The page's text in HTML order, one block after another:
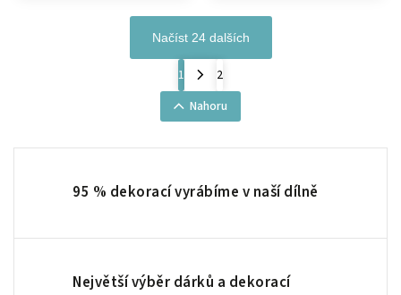
Načíst 24 dalších
1
2
Nahoru
95 % dekorací vyrábíme v naší dílně
Největší výběr dárků a dekorací